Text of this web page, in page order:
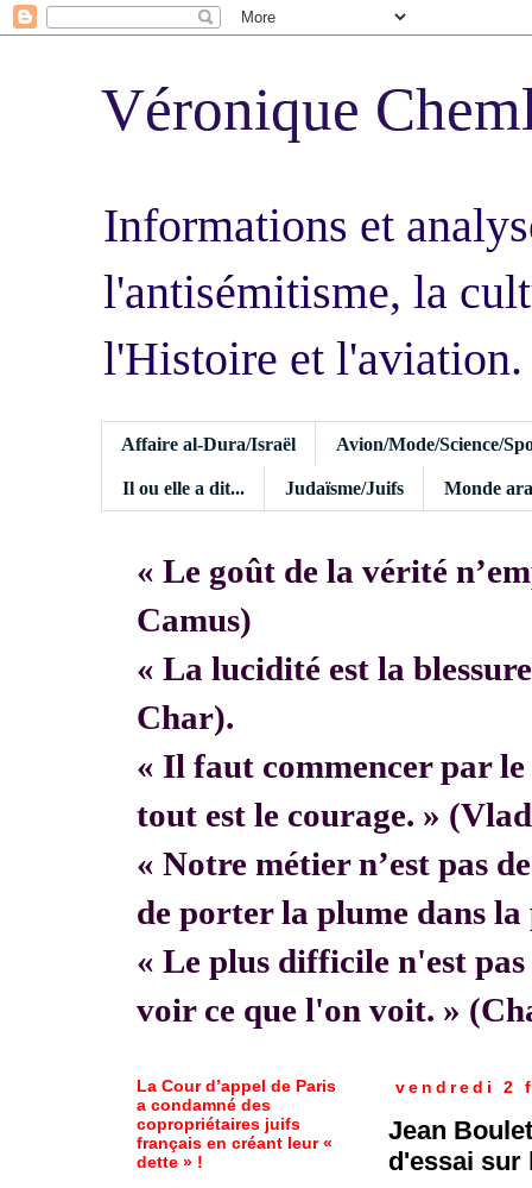
Véronique
Informations et
l'antisémitisme, la
l'Histoire et l'aviation.
Affaire al-Dura/Israël Avion/Mode/Science/
Il ou elle a dit... Judaïsme/Juifs Monde
« Le goût de la vérité
Camus)
« La lucidité est la
Char).
« Il faut commencer par le
tout est le courage. »
« Notre métier n’est pas
de porter la plume dans
« Le plus difficile n'est
voir ce que l'on voit. »
vendredi 2
Jean
d'essai sur
La Cour d’appel de Paris
a condamné des
copropriétaires juifs
français en créant leur «
dette » !